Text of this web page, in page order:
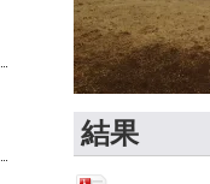
結果